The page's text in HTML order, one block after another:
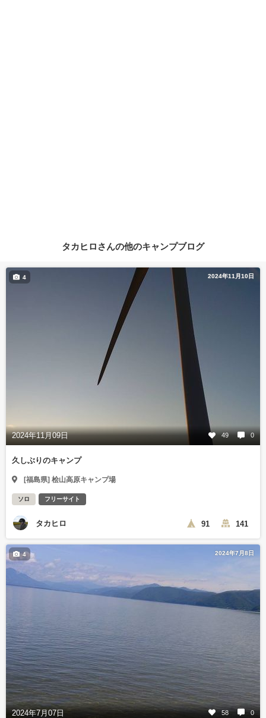
タカヒロさんの他のキャンプブログ
2024年11月10日
2024年11月09日 49 0
4
久しぶりのキャンプ
[福島県] 桧山高原キャンプ場
ソロ フリーサイト
タカヒロ 91 141
2024年7月8日
2024年7月07日 58 0
4